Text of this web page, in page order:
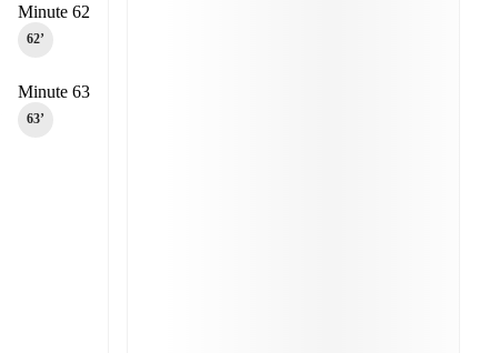
Minute 62
62‎’‎
Minute 63
63‎’‎